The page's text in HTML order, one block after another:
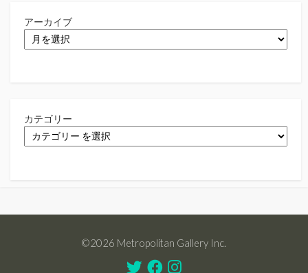
アーカイブ
カテゴリー
©2026 Metropolitan Gallery Inc.
TwitterFacebook
Instagram